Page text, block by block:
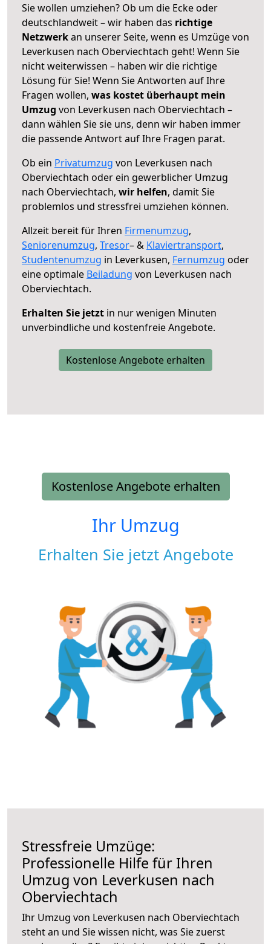
Sie wollen umziehen? Ob um die Ecke oder
deutschlandweit – wir haben das richtige
Netzwerkan unserer Seite, wenn es Umzüge von
Leverkusen nach Oberviechtach geht! Wenn Sie
nicht weiterwissen – haben wir die richtige
Lösung für Sie! Wenn Sie Antworten auf Ihre
Fragen wollen, was kostet überhaupt mein
Umzug von Leverkusen nach Oberviechtach –
dann wählen Sie sie uns, denn wir haben immer
die passende Antwort auf Ihre Fragen parat.
Ob ein Privatumzug von Leverkusen nach
Oberviechtach oder ein gewerblicher Umzug
nach Oberviechtach, wir helfen, damit Sie
problemlos und stressfrei umziehen können.
Allzeit bereit für Ihren Firmenumzug,
Seniorenumzug, Tresor– & Klaviertransport,
Studentenumzug in Leverkusen, Fernumzug oder
eine optimale Beiladung von Leverkusen nach
Oberviechtach.
Erhalten Sie jetzt in nur wenigen Minuten
unverbindliche und kostenfreie Angebote.
Kostenlose Angebote erhalten
Kostenlose Angebote erhalten
Ihr Umzug
Erhalten Sie jetzt Angebote
Stressfreie Umzüge:
Professionelle Hilfe für Ihren
Umzug von Leverkusen nach
Oberviechtach
Ihr Umzug von Leverkusen nach Oberviechtach
steht an und Sie wissen nicht, was Sie zuerst